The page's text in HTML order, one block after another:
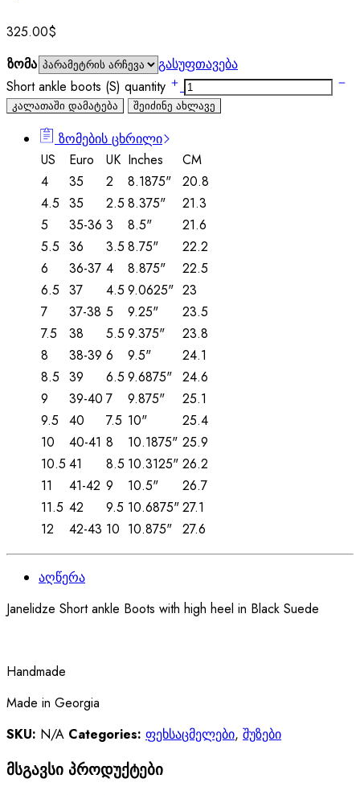
325.00$
ზომა
გასუფთავება
Short ankle boots (S) quantity
კალათაში დამატება შეიძინე ახლავე
ზომების ცხრილი
US
Euro UK Inches
CM
4
35 2 8.1875"
20.8
4.5 35 2.5 8.375"
21.3
5
35-36 3 8.5"
21.6
5.5 36 3.5 8.75"
22.2
6
36-37 4 8.875"
22.5
6.5 37 4.5 9.0625" 23
7
37-38 5 9.25"
23.5
7.5
38 5.5 9.375"
23.8
8
38-39 6 9.5"
24.1
8.5 39 6.5 9.6875" 24.6
9
39-40 7 9.875"
25.1
9.5
40 7.5 10"
25.4
10
40-41 8 10.1875" 25.9
10.5 41 8.5 10.3125" 26.2
11
41-42 9 10.5"
26.7
11.5 42 9.5 10.6875"27.1
12
42-43 10 10.875" 27.6
აღწერა
Janelidze Short ankle Boots with high heel in Black Suede
Handmade
Made in Georgia
SKU: N/A Categories: ფეხსაცმელები, შუზები
მსგავსი პროდუქტები